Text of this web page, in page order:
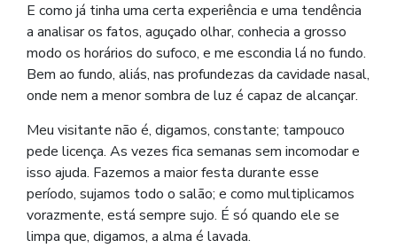
E como já tinha uma certa experiência e uma tendência
a analisar os fatos, aguçado olhar, conhecia a grosso
modo os horários do sufoco, e me escondia lá no fundo.
Bem ao fundo, aliás, nas profundezas da cavidade nasal,
onde nem a menor sombra de luz é capaz de alcançar.
Meu visitante não é, digamos, constante; tampouco
pede licença. As vezes fica semanas sem incomodar e
isso ajuda. Fazemos a maior festa durante esse
período, sujamos todo o salão; e como multiplicamos
vorazmente, está sempre sujo. É só quando ele se
limpa que, digamos, a alma é lavada.